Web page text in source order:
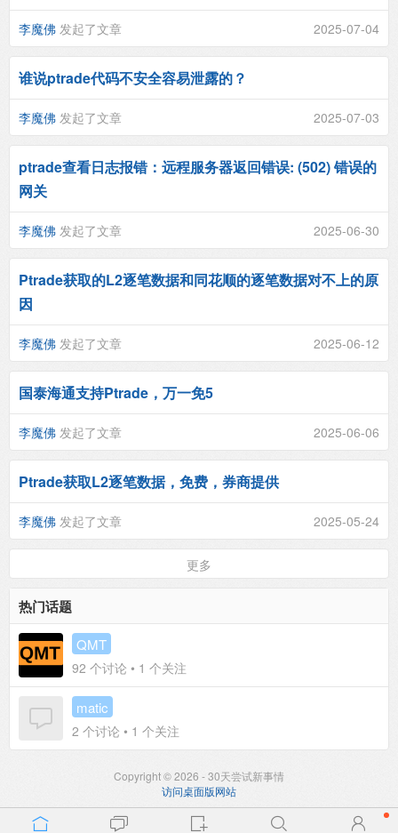
李魔佛 发起了文章 2025-07-04
谁说ptrade代码不安全容易泄露的？
李魔佛 发起了文章 2025-07-03
ptrade查看日志报错：远程服务器返回错误: (502) 错误的
网关
李魔佛 发起了文章 2025-06-30
Ptrade获取的L2逐笔数据和同花顺的逐笔数据对不上的原
因
李魔佛 发起了文章 2025-06-12
国泰海通支持Ptrade，万一免5
李魔佛 发起了文章 2025-06-06
Ptrade获取L2逐笔数据，免费，券商提供
李魔佛 发起了文章 2025-05-24
更多
热门话题
QMT
92 个讨论 • 1 个关注
matic
2 个讨论 • 1 个关注
Copyright © 2026 - 30天尝试新事情
访问桌面版网站